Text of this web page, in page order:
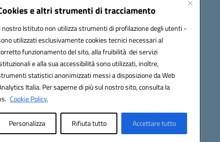
e altri strumenti di tracciamento
nostro Istituto non utilizza strumenti di profilazione degli utenti -
utilizzati esclusivamente cookies tecnici necessari al
funzionamento del sito, alla fruibilità dei servizi
e alla sua accessibilità sono utilizzati, inoltre,
statistici anonimizzati messi a disposizione da Web
Italia. Per saperne di più sul nostro sito, consulta la
Cookie Policy.
Personalizza Rifiuta tutto Accettare tutto
ufficio: UFOYYV | C.Fisc: 93056740637